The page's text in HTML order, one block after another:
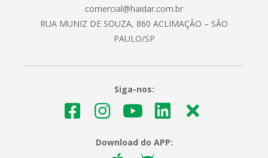
comercial@haidar.com.br
RUA MUNIZ DE SOUZA, 860 ACLIMAÇÃO – SÃO
PAULO/SP
Siga-nos:
Download do APP: